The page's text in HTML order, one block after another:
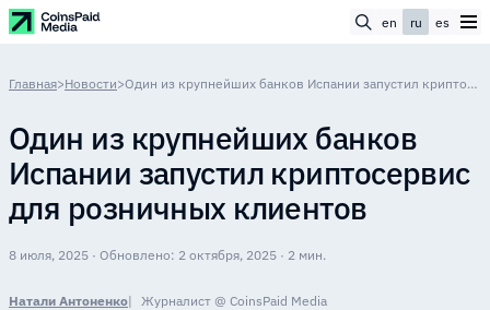
en ru es
Главная>Новости> Один из крупнейших банков Испании запустил криптосервис для розничных клиентов
Один из крупнейших банков
Испании запустил криптосервис
для розничных клиентов
8 июля, 2025 · Обновлено: 2 октября, 2025 · 2 мин.
Натали Антоненко Журналист @ CoinsPaid Media